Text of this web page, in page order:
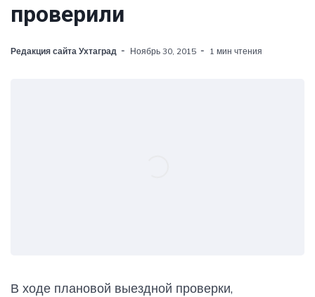
проверили
Редакция сайта Ухтаград Ноябрь 30, 2015 1 мин чтения
В ходе плановой выездной проверки,